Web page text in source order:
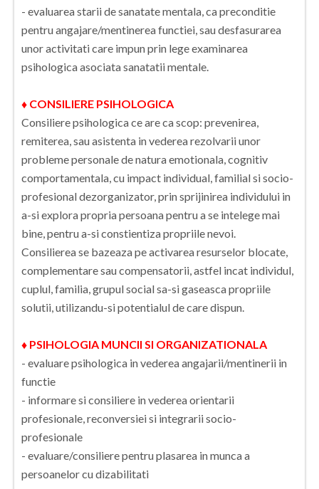
- evaluarea starii de sanatate mentala, ca preconditie
pentru angajare/mentinerea functiei, sau desfasurarea
unor activitati care impun prin lege examinarea
psihologica asociata sanatatii mentale.
♦ CONSILIERE PSIHOLOGICA
Consiliere psihologica ce are ca scop: prevenirea,
remiterea, sau asistenta in vederea rezolvarii unor
probleme personale de natura emotionala, cognitiv
comportamentala, cu impact individual, familial si socio-
profesional dezorganizator, prin sprijinirea individului in
a-si explora propria persoana pentru a se intelege mai
bine, pentru a-si constientiza propriile nevoi.
Consilierea se bazeaza pe activarea resurselor blocate,
complementare sau compensatorii, astfel incat individul,
cuplul, familia, grupul social sa-si gaseasca propriile
solutii, utilizandu-si potentialul de care dispun.
♦ PSIHOLOGIA MUNCII SI ORGANIZATIONALA
- evaluare psihologica in vederea angajarii/mentinerii in
functie
- informare si consiliere in vederea orientarii
profesionale, reconversiei si integrarii socio-
profesionale
- evaluare/consiliere pentru plasarea in munca a
persoanelor cu dizabilitati